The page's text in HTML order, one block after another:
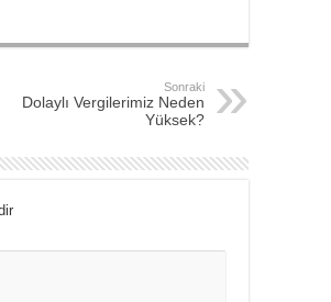
Sonraki
Dolaylı Vergilerimiz Neden
Yüksek?